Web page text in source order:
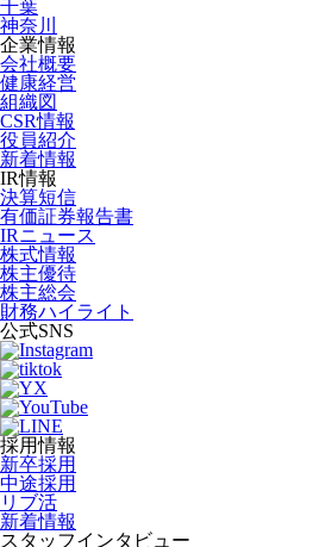
千葉
神奈川
企業情報
会社概要
健康経営
組織図
CSR情報
役員紹介
新着情報
IR情報
決算短信
有価証券報告書
IRニュース
株式情報
株主優待
株主総会
財務ハイライト
公式SNS
採用情報
新卒採用
中途採用
リブ活
新着情報
スタッフインタビュー